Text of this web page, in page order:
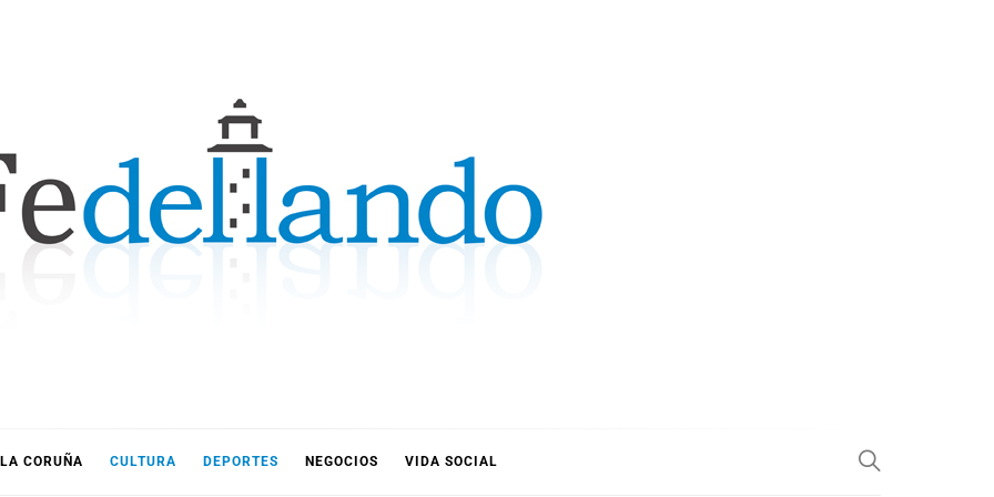
LA CORUÑA CULTURA DEPORTES NEGOCIOS VIDA SOCIAL